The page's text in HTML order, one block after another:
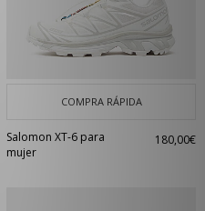
COMPRA RÁPIDA
Salomon XT-6 para
mujer
180,00€